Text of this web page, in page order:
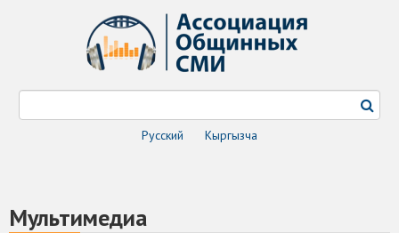
Русский Кыргызча
Мультимедиа